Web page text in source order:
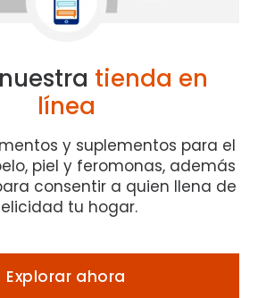
tienda en
línea
y suplementos para el
piel y feromonas, además
consentir a quien llena de
tu hogar.
Explorar ahora